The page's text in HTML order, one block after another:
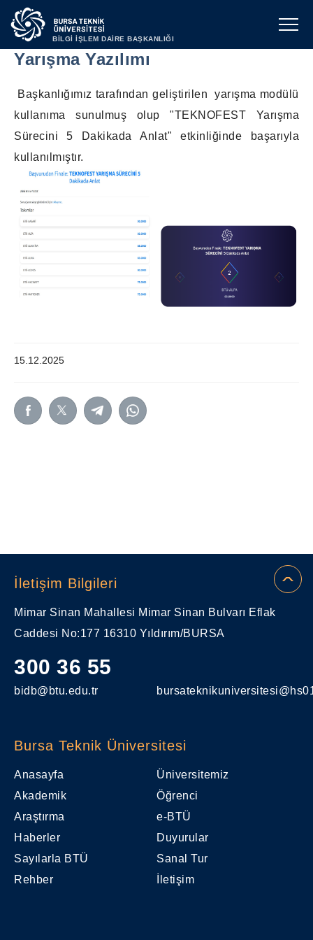
BİLGİ İŞLEM DAİRE BAŞKANLIĞI
Yarışma Yazılımı
Başkanlığımız tarafından geliştirilen yarışma modülü
kullanıma sunulmuş olup "TEKNOFEST Yarışma
Sürecini 5 Dakikada Anlat" etkinliğinde başarıyla
kullanılmıştır.
15.12.2025
İletişim Bilgileri
Mimar Sinan Mahallesi Mimar Sinan Bulvarı Eflak
Caddesi No:177 16310 Yıldırım/BURSA
300 36 55
bidb@btu.edu.tr
Bursa Teknik Üniversitesi
Anasayfa
Üniversitemiz
Akademik
Öğrenci
Araştırma
e-BTÜ
Haberler
Duyurular
Sayılarla BTÜ
Sanal Tur
Rehber
İletişim